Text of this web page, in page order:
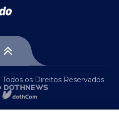
os Direitos Reservados